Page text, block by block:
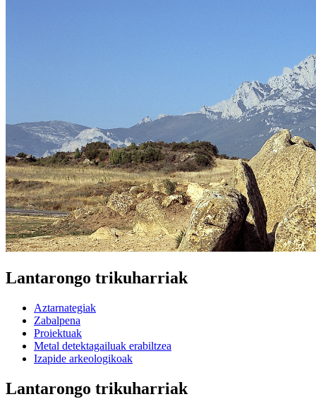
Lantarongo trikuharriak
Aztarnategiak
Zabalpena
Proiektuak
Metal detektagailuak erabiltzea
Izapide arkeologikoak
Lantarongo trikuharriak